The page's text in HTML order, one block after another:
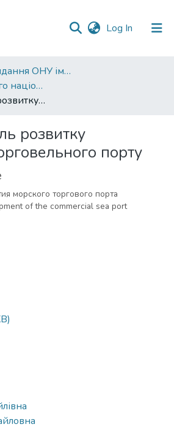
Log In (current)
Наукові видання ОНУ імені І. І. Мечникова
Вісник Одеського національного університету. Економіка
Бізнес-модель розвитку морського торговельного порту
розвитку
порту
морского торгового порта
of the commercial sea port